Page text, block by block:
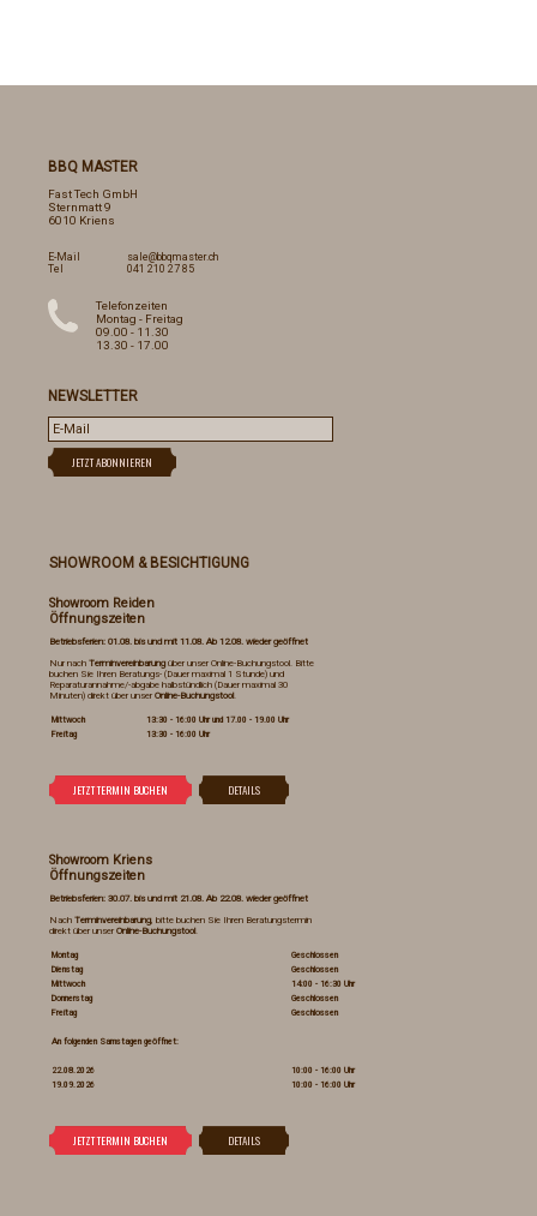
BBQ MASTER
Fast Tech GmbH
Sternmatt 9
6010 Kriens
E-Mail
sale@bbqmaster.ch
Tel
041 210 27 85
Telefonzeiten
Montag - Freitag
09.00 - 11.30
13.30 - 17.00
NEWSLETTER
SHOWROOM & BESICHTIGUNG
Showroom Reiden
Öffnungszeiten
Betriebsferien: 01.08. bis und mit 11.08. Ab 12.08. wieder geöffnet
Nur nach Terminvereinbarungüber unser Online-Buchungstool. Bitte
buchen Sie Ihren Beratungs- (Dauer maximal 1 Stunde) und
Reparaturannahme/-abgabe halbstündlich (Dauer maximal 30
Minuten) direkt über unser Online-Buchungstool.
Mittwoch
13:30 - 16:00 Uhr und 17.00 - 19.00 Uhr
Freitag
13:30 - 16:00 Uhr
Showroom Kriens
Öffnungszeiten
Betriebsferien: 30.07. bis und mit 21.08. Ab 22.08. wieder geöffnet
Nach Terminvereinbarung, bitte buchen Sie Ihren Beratungstermin
direkt über unser Online-Buchungstool.
Montag
Geschlossen
Dienstag
Geschlossen
Mittwoch
14:00 - 16:30 Uhr
Donnerstag
Geschlossen
Freitag
Geschlossen
An folgenden Samstagen geöffnet:
22.08.2026
10:00 - 16:00 Uhr
19.09.2026
10:00 - 16:00 Uhr